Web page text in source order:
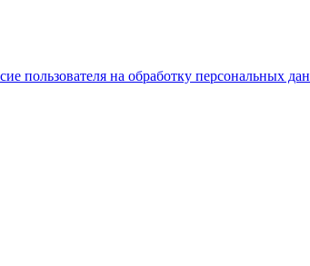
пользователя на обработку персональных